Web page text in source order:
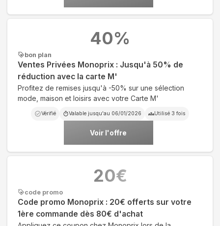
bon plan
Ventes Privées Monoprix : Jusqu'à 50% de
réduction avec la carte M'
Profitez de remises jusqu'à -50% sur une sélection
mode, maison et loisirs avec votre Carte M'
Vérifié Valable jusqu'au 06/01/2026 Utilisé 3 fois
Voir l'offre
40%
code promo
Code promo Monoprix : 20€ offerts sur votre
1ère commande dès 80€ d'achat
20€